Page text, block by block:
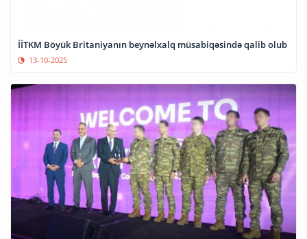
İİTKM Böyük Britaniyanın beynəlxalq müsabiqəsində qalib olub
13-10-2025